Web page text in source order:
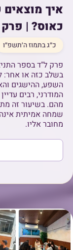
איך
כאוס? |
כ״ג בתמוז ה׳תשפ״ו
פרק ל"ד בספר
בשלב כזה או
השפע, ההישגים
המודרני, רבים
מהם. בשיעור זה
שמחה אמיתית
מחובר אליו.